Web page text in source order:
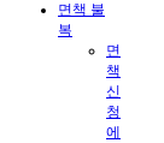
면책 불
복
면
책
신
청
에